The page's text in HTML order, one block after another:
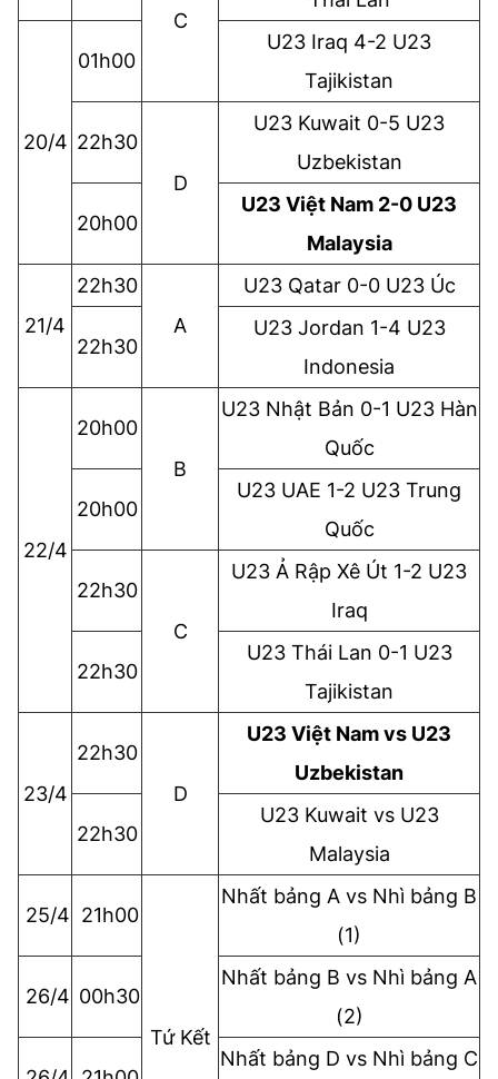
C
20/4
01h00
U23 Iraq 4-2 U23
Tajikistan
22h30
D
U23 Kuwait 0-5 U23
Uzbekistan
20h00
U23 Việt Nam 2-0 U23
Malaysia
21/4
22h30
A
U23 Qatar 0-0 U23 Úc
22h30
U23 Jordan 1-4 U23
Indonesia
22/4
20h00
B
U23 Nhật Bản 0-1 U23 Hàn
Quốc
20h00
U23 UAE 1-2 U23 Trung
Quốc
22h30
C
U23 Ả Rập Xê Út 1-2 U23
Iraq
22h30
U23 Thái Lan 0-1 U23
Tajikistan
23/4
22h30
D
U23 Việt Nam vs U23
Uzbekistan
22h30
U23 Kuwait vs U23
Malaysia
25/4 21h00
Tứ Kết
Nhất bảng A vs Nhì bảng B
(1)
26/4 00h30
Nhất bảng B vs Nhì bảng A
(2)
Nhất bảng D vs Nhì bảng C